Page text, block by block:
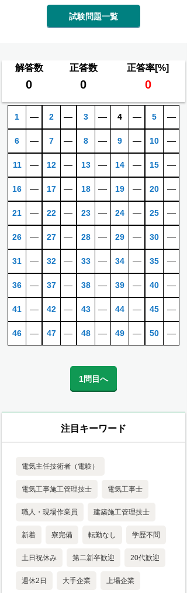
試験問題一覧
解答数 正答数 正答率[%]
0 0 0
1 ―
6 ―
11 ―
16 ―
21 ―
26 ―
31 ―
36 ―
41 ―
46 ―
2 ―
7 ―
12 ―
17 ―
22 ―
27 ―
32 ―
37 ―
42 ―
47 ―
3 ―
8 ―
13 ―
18 ―
23 ―
28 ―
33 ―
38 ―
43 ―
48 ―
4 ―
9 ―
14 ―
19 ―
24 ―
29 ―
34 ―
39 ―
44 ―
49 ―
5 ―
10 ―
15 ―
20 ―
25 ―
30 ―
35 ―
40 ―
45 ―
50 ―
1問目へ
注目キーワード
電気主任技術者（電験）
電気工事施工管理技士 電気工事士
職人・現場作業員 建築施工管理技士
新着 寮完備 転勤なし 学歴不問
土日祝休み 第二新卒歓迎 20代歓迎
週休2日 大手企業 上場企業